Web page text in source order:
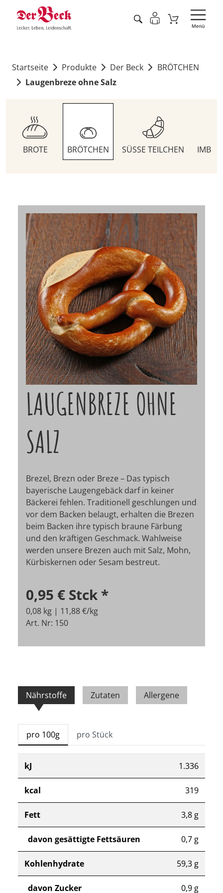
Startseite Produkte Der Beck
BRÖTCHEN
Laugenbreze ohne Salz
BROTE BRÖTCHEN SÜSSE TEILCHEN
LAUGENBREZE OHNE
SALZ
Brezel, Brezn oder Breze – Das typisch
bayerische Laugengebäck darf in keiner
Bäckerei fehlen. Traditionell geschlungen und
vor dem Backen belaugt, erhalten die Brezen
beim Backen ihre typisch braune Färbung
und den kräftigen Geschmack. Wahlweise
werden unsere Brezen auch mit Salz, Mohn,
Kürbiskernen oder Sesam bestreut.
0,95 € Stck *
0,08 kg | 11,88 €/kg
Art. Nr: 150
Nährstoffe Zutaten Allergene
pro 100g pro Stück
kJ 1.336
kcal 319
Fett 3,8 g
davon gesättigte Fettsäuren 0,7 g
Kohlenhydrate 59,3 g
davon Zucker 0,9 g